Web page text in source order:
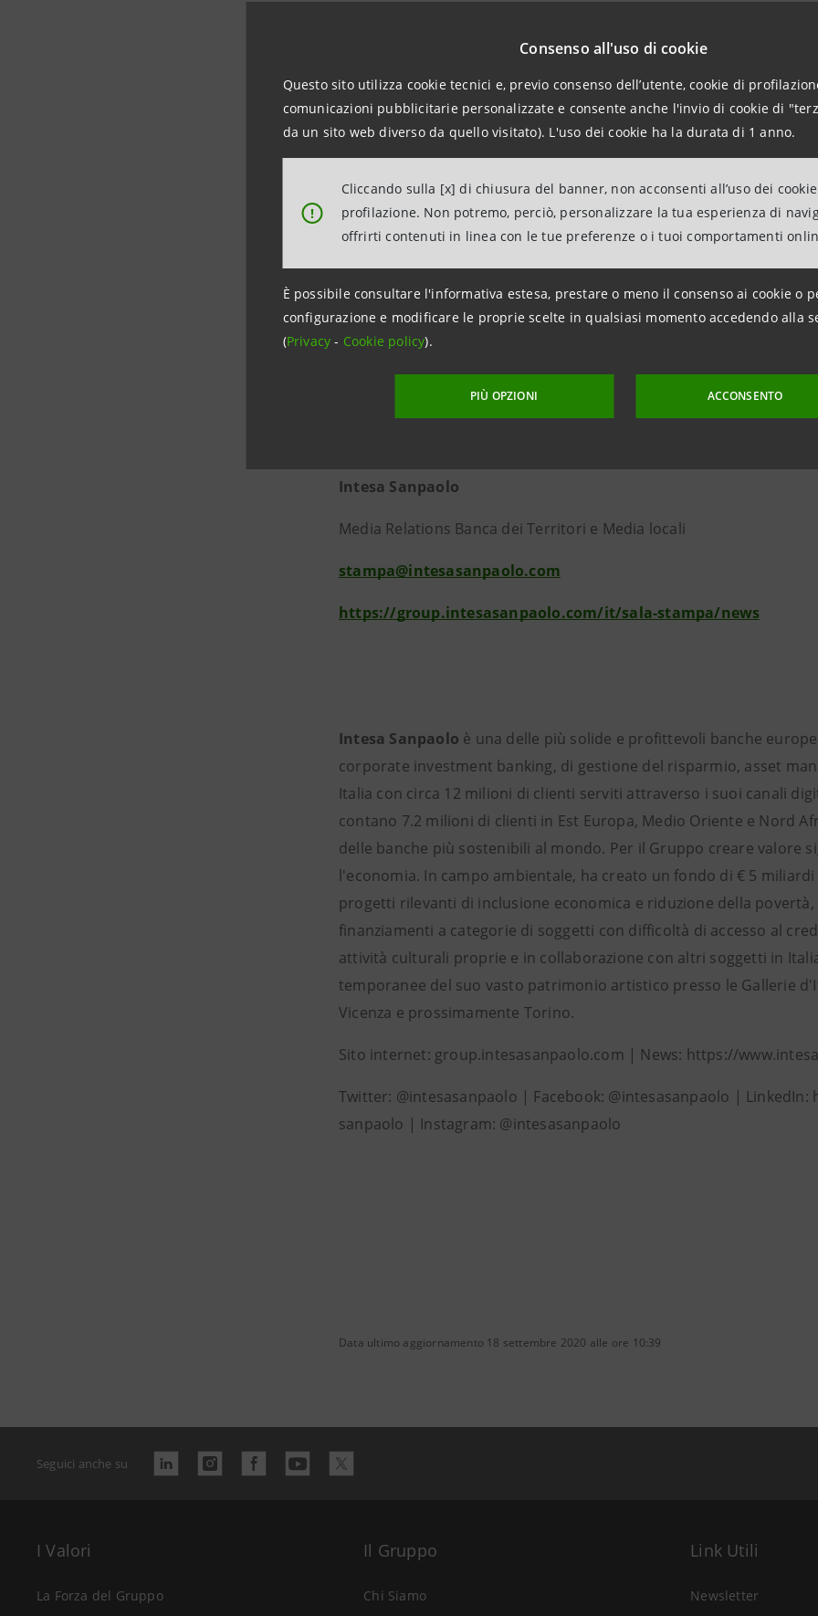
Consenso all'uso di cookie
Questo sito utilizza cookie tecnici e, previo consenso dell’utente, cookie di
comunicazioni pubblicitarie personalizzate e consente anche l'invio di cookie di
da un sito web diverso da quello visitato). L'uso dei cookie ha la durata di 1 anno.
!
Cliccando sulla [x] di chiusura del banner, non acconsenti all’uso dei
profilazione. Non potremo, perciò, personalizzare la tua esperienza di
offrirti contenuti in linea con le tue preferenze o i tuoi comportamenti
È possibile consultare l'informativa estesa, prestare o meno il consenso ai cookie o
configurazione e modificare le proprie scelte in qualsiasi momento accedendo alla
(Privacy- Cookie policy).
PIÙ OPZIONI ACCONSENTO
- ci consente di fornire alle nostre imprese associate uno
negli interventi per utilizzare il superbonus 110% e gli altri incentivi
un’opportunità in più a sostegno delle esigenze finanziarie delle
Stefano Barrese, responsabile della Divisione Banca dei Territori
il nostro supporto al mondo delle imprese artigiane. Ad aprile, infatti,
per garantire un sostegno più concreto al tessuto imprenditoriale del
di questi difficili mesi abbiamo predisposto numerose iniziative come
con Garanzia Sace e altre garanzie dello stato per favorire investimenti,
sviluppo per le nostre piccole e medie imprese. Il rilancio delle PMI
abbiamo, infatti, destinato 2 miliardi proprio per finanziamenti in ambito
Intesa Sanpaolo
Media Relations Banca dei Territori e Media locali
stampa@intesasanpaolo.com
https://group.intesasanpaolo.com/it/sala-stampa/news
Intesa Sanpaolo è una delle più solide e profittevoli banche
corporate investment banking, di gestione del risparmio, asset
Italia con circa 12 milioni di clienti serviti attraverso i suoi canali
contano 7.2 milioni di clienti in Est Europa, Medio Oriente e Nord
delle banche più sostenibili al mondo. Per il Gruppo creare valore
l'economia. In campo ambientale, ha creato un fondo di € 5
progetti rilevanti di inclusione economica e riduzione della
finanziamenti a categorie di soggetti con difficoltà di accesso al
attività culturali proprie e in collaborazione con altri soggetti in
temporanee del suo vasto patrimonio artistico presso le Gallerie
Vicenza e prossimamente Torino.
Sito internet: group.intesasanpaolo.com | News: https://
Twitter: @intesasanpaolo | Facebook: @intesasanpaolo |
sanpaolo | Instagram: @intesasanpaolo
Data ultimo aggiornamento 18 settembre 2020 alle ore 10:39
Seguici anche su
I Valori
La Forza del Gruppo
Il Gruppo
Chi Siamo
Link Utili
Newsletter